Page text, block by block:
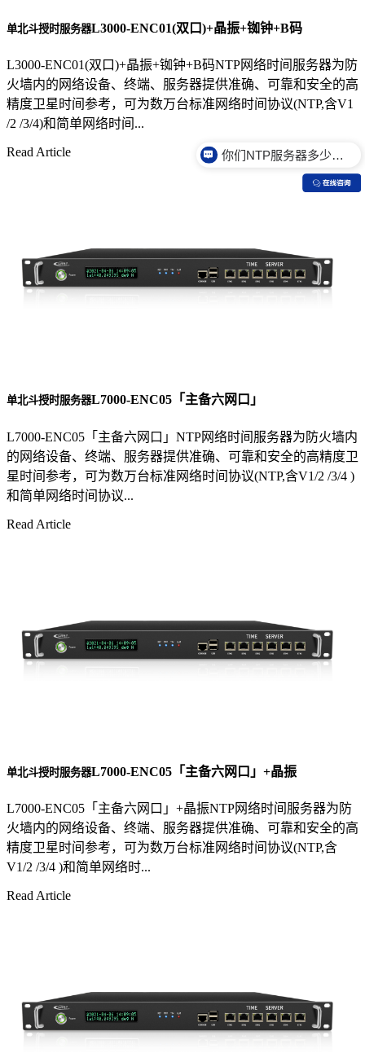
单北斗授时服务器L3000-ENC01(双口)+晶振+铷钟+B码
L3000-ENC01(双口)+晶振+铷钟+B码NTP网络时间服务器为防
火墙内的网络设备、终端、服务器提供准确、可靠和安全的高
精度卫星时间参考，可为数万台标准网络时间协议(NTP,含V1
/2 /3/4)和简单网络时间...
Read Article
单北斗授时服务器L7000-ENC05「主备六网口」
L7000-ENC05「主备六网口」NTP网络时间服务器为防火墙内
的网络设备、终端、服务器提供准确、可靠和安全的高精度卫
星时间参考，可为数万台标准网络时间协议(NTP,含V1/2 /3/4 )
和简单网络时间协议...
Read Article
单北斗授时服务器L7000-ENC05「主备六网口」+晶振
L7000-ENC05「主备六网口」+晶振NTP网络时间服务器为防
火墙内的网络设备、终端、服务器提供准确、可靠和安全的高
精度卫星时间参考，可为数万台标准网络时间协议(NTP,含
V1/2 /3/4 )和简单网络时...
Read Article
你们NTP服务器是什么价格？